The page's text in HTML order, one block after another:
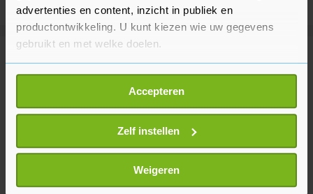
advertenties en content, inzicht in publiek en
productontwikkeling. U kunt kiezen wie uw gegevens
gebruikt en met welke doelen.
Als u het toestaat, willen we ook graag:
Informatie verzamelen over uw geografische
locatie, die tot een paar meter nauwkeurig kan zijn
Uw apparaat identificeren door het actief te
scannen op specifieke eigenschappen (fingerprinting)
Lees meer over hoe uw persoonlijke gegevens worden
verwerkt en stel uw voorkeuren in het
Accepteren
Zelf instellen
Weigeren
Meer uit Binnenland
Hoge temperaturen op komst,
kans op vijfde regionale hittegolf